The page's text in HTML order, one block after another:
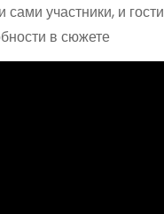
сами участники, и гости
в сюжете